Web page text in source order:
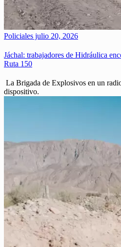
Policiales julio 20, 2026
Jáchal: trabajadores de Hidráulica
Ruta 150
La Brigada de Explosivos en un
dispositivo.